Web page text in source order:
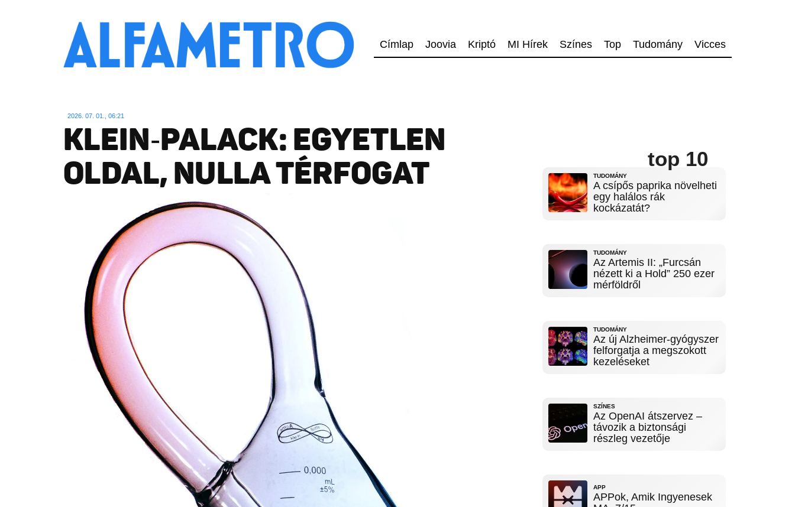
Címlap Joovia Kriptó MI Hírek Színes Top Tudomány Vicces
2026. 07. 01., 06:21
KLEIN‑PALACK: EGYETLEN
OLDAL, NULLA TÉRFOGAT
top 10
TUDOMÁNY
A csípős paprika növelheti
egy halálos rák
kockázatát?
TUDOMÁNY
Az Artemis II: „Furcsán
nézett ki a Hold” 250 ezer
mérföldről
TUDOMÁNY
Az új Alzheimer-gyógyszer
felforgatja a megszokott
kezeléseket
SZÍNES
Az OpenAI átszervez –
távozik a biztonsági
részleg vezetője
APP
APPok, Amik Ingyenesek